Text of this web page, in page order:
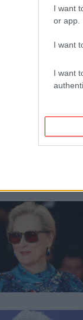
I want
or app.
I want
I want